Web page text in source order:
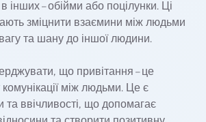
інших – обійми або поцілунки. Ці
зміцнити взаємини між людьми
та шану до іншої людини.
що привітання – це
між людьми. Це є
та ввічливості, що допомагає